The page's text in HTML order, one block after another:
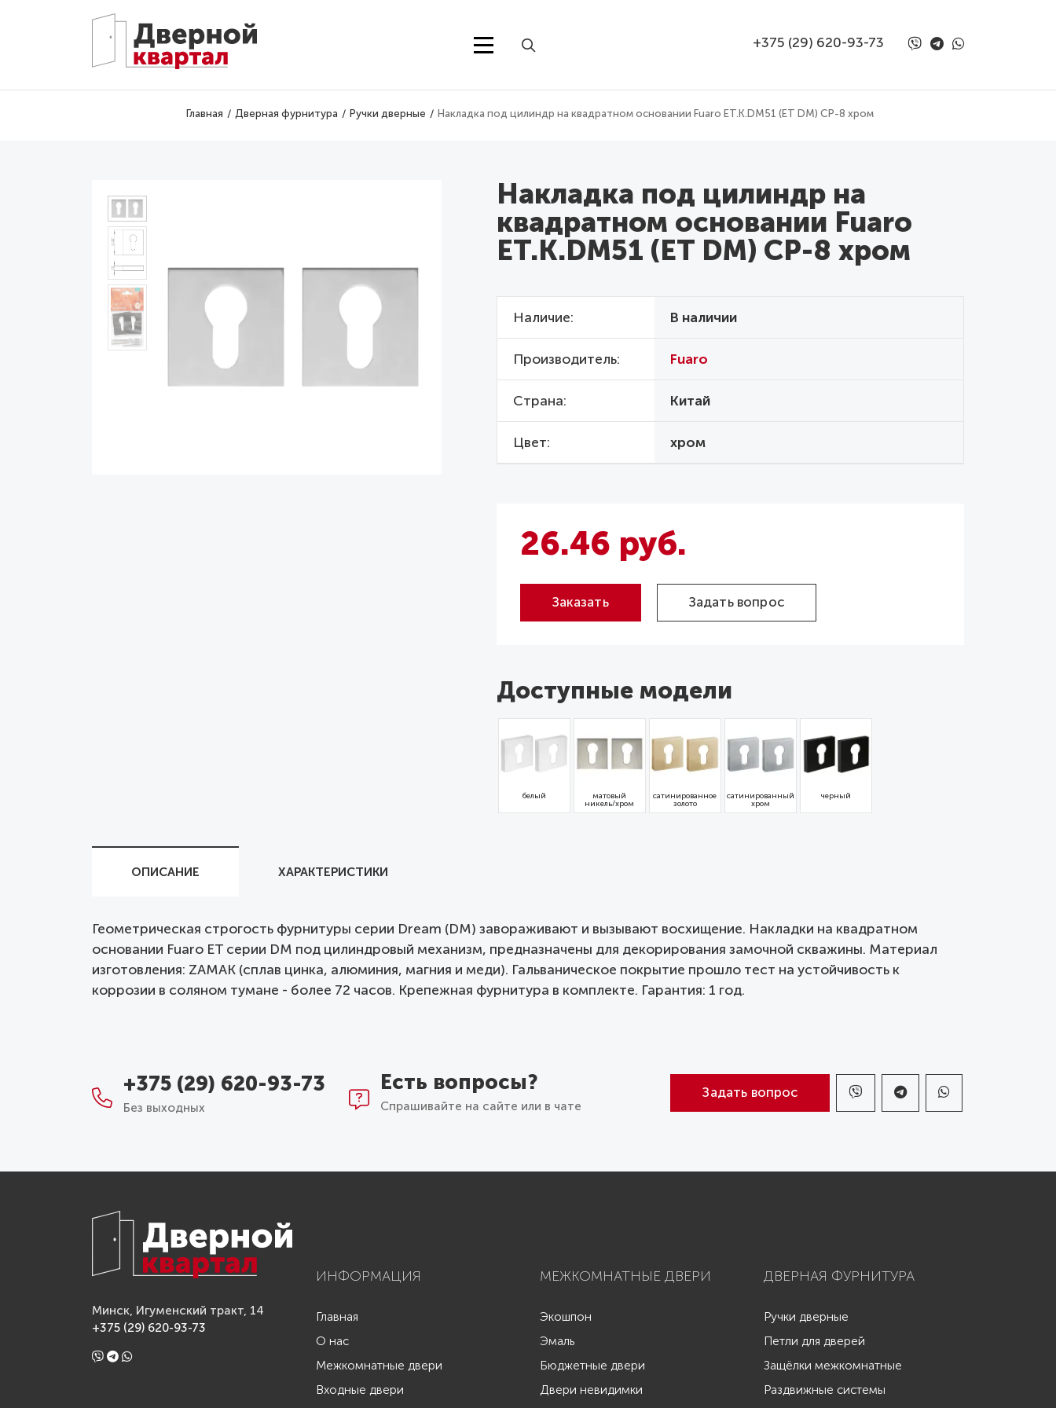
+375 (29) 620-93-73
Главная Дверная фурнитура Ручки дверные Накладка под цилиндр на квадратном основании Fuaro ET.K.DM51 (ET DM) CP-8 хром
Накладка под цилиндр на
квадратном основании Fuaro
ET.K.DM51 (ET DM) CP-8 хром
Наличие В наличии
Производитель Fuaro
Страна Китай
Цвет хром
26.46 руб.
Заказать Задать вопрос
Доступные модели
белый
матовый
никель/хром
сатинированное
золото
сатинированный
хром
черный
ОПИСАНИЕ ХАРАКТЕРИСТИКИ
Геометрическая строгость фурнитуры серии Dream (DM) завораживают и вызывают восхищение. Накладки на квадратном
основании Fuaro ET серии DM под цилиндровый механизм, предназначены для декорирования замочной скважины. Материал
изготовления: ZAMAK (сплав цинка, алюминия, магния и меди). Гальваническое покрытие прошло тест на устойчивость к
коррозии в соляном тумане - более 72 часов. Крепежная фурнитура в комплекте. Гарантия: 1 год.
+375 (29) 620-93-73
Без выходных
Есть вопросы?
Спрашивайте на сайте или в чате
Задать вопрос
Минск, Игуменский тракт, 14
+375 (29) 620-93-73
ИНФОРМАЦИЯ
Главная
О нас
Межкомнатные двери
Входные двери
МЕЖКОМНАТНЫЕ ДВЕРИ
Экошпон
Эмаль
Бюджетные двери
Двери невидимки
ДВЕРНАЯ ФУРНИТУРА
Ручки дверные
Петли для дверей
Защёлки межкомнатные
Раздвижные системы